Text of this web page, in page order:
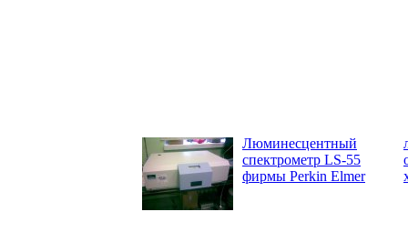
Люминесцентный
спектрометр LS-55
фирмы Perkin Elmer